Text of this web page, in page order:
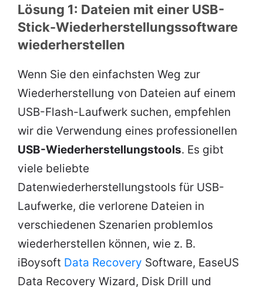
Lösung 1: Dateien mit einer USB-
Stick-Wiederherstellungssoftware
wiederherstellen
Wenn Sie den einfachsten Weg zur
Wiederherstellung von Dateien auf einem
USB-Flash-Laufwerk suchen, empfehlen
wir die Verwendung eines professionellen
USB-Wiederherstellungstools. Es gibt
viele beliebte
Datenwiederherstellungstools für USB-
Laufwerke, die verlorene Dateien in
verschiedenen Szenarien problemlos
wiederherstellen können, wie z. B.
iBoysoft Data Recovery Software, EaseUS
Data Recovery Wizard, Disk Drill und